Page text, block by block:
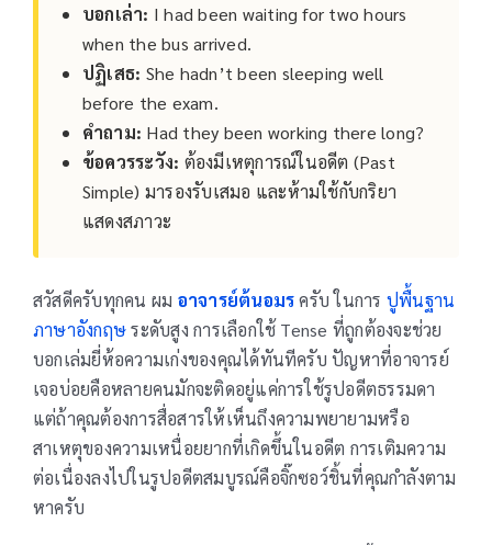
บอกเล่า: I had been waiting for two hours
when the bus arrived.
ปฏิเสธ: She hadn’t been sleeping well
before the exam.
คำถาม: Had they been working there long?
ข้อควรระวัง: ต้องมีเหตุการณ์ในอดีต (Past
Simple) มารองรับเสมอ และห้ามใช้กับกริยา
แสดงสภาวะ
สวัสดีครับทุกคน ผม อาจารย์ต้นอมรครับ ในการ ปูพื้นฐาน
ภาษาอังกฤษระดับสูง การเลือกใช้ Tense ที่ถูกต้องจะช่วย
บอกเล่มยี่ห้อความเก่งของคุณได้ทันทีครับ ปัญหาที่อาจารย์
เจอบ่อยคือหลายคนมักจะติดอยู่แค่การใช้รูปอดีตธรรมดา
แต่ถ้าคุณต้องการสื่อสารให้เห็นถึงความพยายามหรือ
สาเหตุของความเหนื่อยยากที่เกิดขึ้นในอดีต การเติมความ
ต่อเนื่องลงไปในรูปอดีตสมบูรณ์คือจิ๊กซอว์ชิ้นที่คุณกำลังตาม
หาครับ